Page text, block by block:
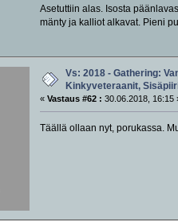
Asetuttiin alas. Isosta
mänty ja kalliot alkavat. Pieni
Vs: 2018 - Gathering:
Kinkyveteraanit,
« Vastaus #62 : 30.06.2018, 16:15
Täällä ollaan nyt, porukassa.